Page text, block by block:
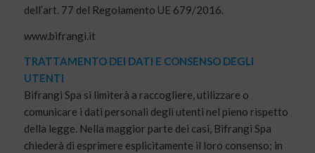
dell’art. 77 del Regolamento UE 679/2016.
www.bifrangi.it
TRATTAMENTO DEI DATI E CONSENSO DEGLI
UTENTI
Bifrangi Spa si limiterà a raccogliere, utilizzare o
comunicare i dati personali degli utenti nel pieno rispetto
della legge. Nella maggior parte dei casi, Bifrangi Spa
chiederà di esprimere esplicitamente il loro consenso; in